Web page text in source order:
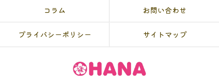
コラム お問い合わせ
プライバシーポリシー サイトマップ